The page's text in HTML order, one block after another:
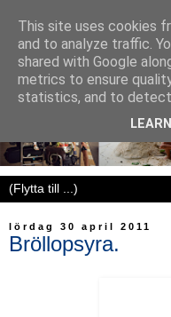
lördag 30 april 2011
Bröllopsyra.
This site uses cookies
and to analyze traffic.
shared with Google
metrics to ensure
statistics, and to detect